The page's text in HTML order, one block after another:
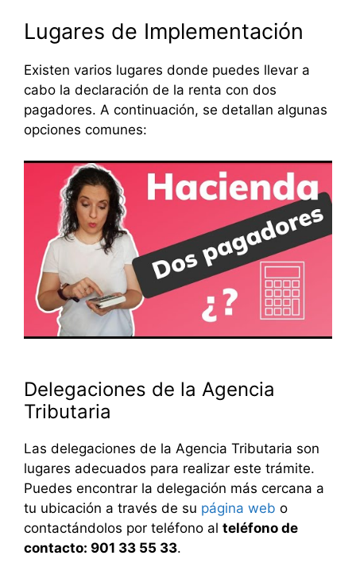
Lugares de Implementación
Existen varios lugares donde puedes llevar a
cabo la declaración de la renta con dos
pagadores. A continuación, se detallan algunas
opciones comunes:
Delegaciones de la Agencia
Tributaria
Las delegaciones de la Agencia Tributaria son
lugares adecuados para realizar este trámite.
Puedes encontrar la delegación más cercana a
tu ubicación a través de su página web o
contactándolos por teléfono al teléfono de
contacto: 901 33 55 33.